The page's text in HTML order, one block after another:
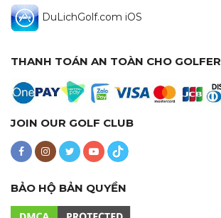
DuLichGolf.com iOS
THANH TOÁN AN TOÀN CHO GOLFER
JOIN OUR GOLF CLUB
BẢO HỘ BẢN QUYỀN